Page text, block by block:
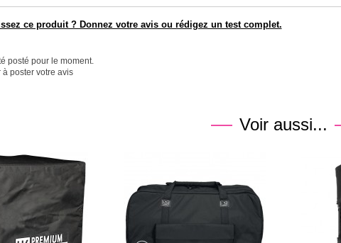
ce produit ? Donnez votre avis ou rédigez un test complet.
posté pour le moment.
poster votre avis
Voir aussi...